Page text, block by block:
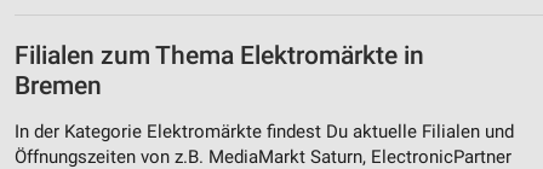
Filialen zum Thema Elektromärkte in
Bremen
In der Kategorie Elektromärkte findest Du aktuelle Filialen und
Öffnungszeiten von z.B. MediaMarkt Saturn, ElectronicPartner